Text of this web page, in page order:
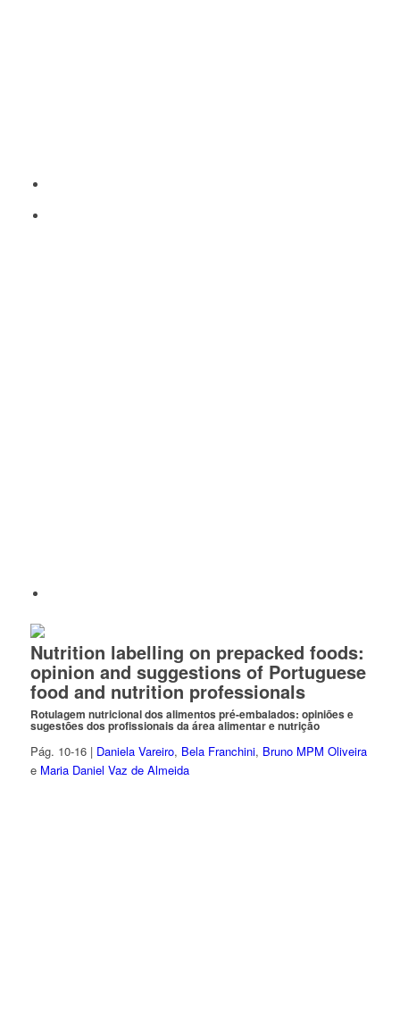
Nutrition labelling on prepacked foods:
opinion and suggestions of Portuguese
food and nutrition professionals
Rotulagem nutricional dos alimentos pré-embalados: opiniões e
sugestões dos profissionais da área alimentar e nutrição
Pág. 10-16 | Daniela Vareiro, Bela Franchini, Bruno MPM Oliveira
e Maria Daniel Vaz de Almeida